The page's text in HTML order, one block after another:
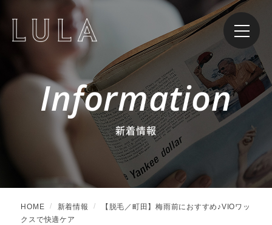
Information
新着情報
HOME 新着情報
【脱毛／町田】梅雨前におすすめ♪VIOワッ
クスで快適ケア